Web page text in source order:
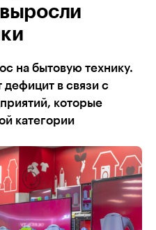
на бытовую технику.
в связи с
которые
категории